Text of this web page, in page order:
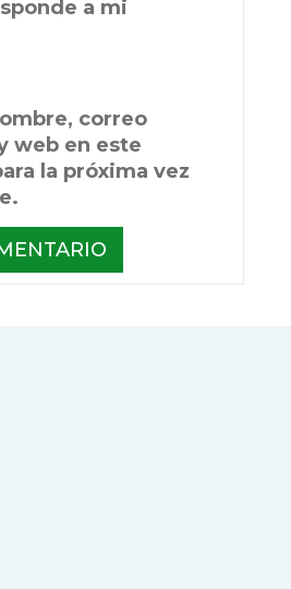
a mi
correo
web en este
la próxima vez